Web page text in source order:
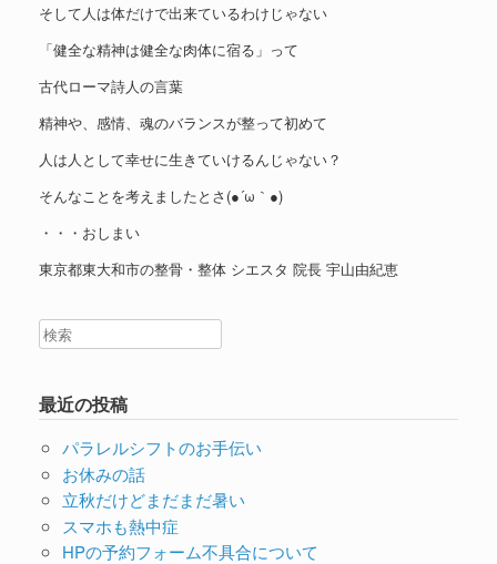
そして人は体だけで出来ているわけじゃない
「健全な精神は健全な肉体に宿る」って
古代ローマ詩人の言葉
精神や、感情、魂のバランスが整って初めて
人は人として幸せに生きていけるんじゃない？
そんなことを考えましたとさ(●´ω｀●)
・・・おしまい
東京都東大和市の整骨・整体 シエスタ 院長 宇山由紀恵
最近の投稿
パラレルシフトのお手伝い
お休みの話
立秋だけどまだまだ暑い
スマホも熱中症
HPの予約フォーム不具合について